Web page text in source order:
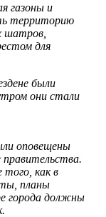
газоны и
территорию
шатров,
для
были
они стали
оповещены
правительства.
того, как в
планы
города должны